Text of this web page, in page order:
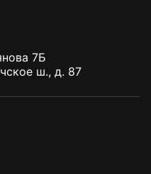
7Б
ш., д. 87